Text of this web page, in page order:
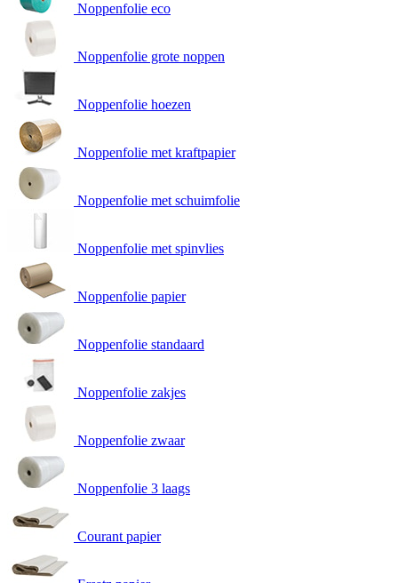
Noppenfolie eco
Noppenfolie grote noppen
Noppenfolie hoezen
Noppenfolie met kraftpapier
Noppenfolie met schuimfolie
Noppenfolie met spinvlies
Noppenfolie papier
Noppenfolie standaard
Noppenfolie zakjes
Noppenfolie zwaar
Noppenfolie 3 laags
Courant papier